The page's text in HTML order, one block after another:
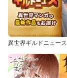
異世界ギルドニュース